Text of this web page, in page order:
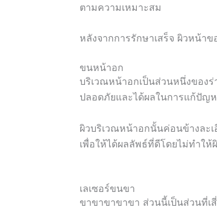
ตามความเหมาะสม
หลังจากการรักษาเสร็จ ผิวหน้า
ขนหน้าอก
บริเวณหน้าอกเป็นส่วนหนึ่งของร่
ปลอดภัยและได้ผลในการแก้ปัญ
ผิวบริเวณหน้าอกนั้นค่อนข้างละ
เพื่อให้ได้ผลลัพธ์ที่ดีโดยไม่ทำให้
เลเซอร์ขนขา
ขาขาขาขาขา ส่วนนี้เป็นส่วนที่เ